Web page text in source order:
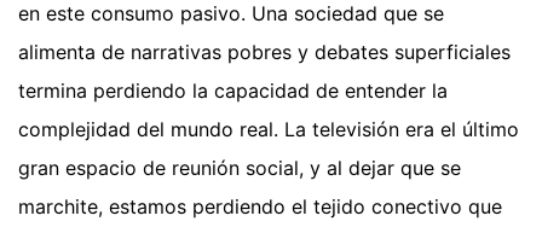
en este consumo pasivo. Una sociedad que se
alimenta de narrativas pobres y debates superficiales
termina perdiendo la capacidad de entender la
complejidad del mundo real. La televisión era el último
gran espacio de reunión social, y al dejar que se
marchite, estamos perdiendo el tejido conectivo que